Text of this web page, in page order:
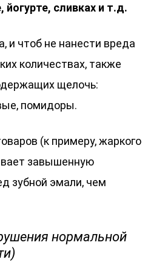
сливках и т.д.
и чтоб не нанести вреда
количествах, также
щелочь:
помидоры.
(к примеру, жаркого
завышенную
зубной эмали, чем
нормальной